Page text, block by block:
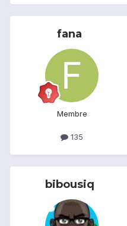
fana
Membre
135
bibousiq